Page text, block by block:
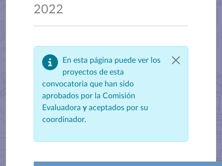
2022
En esta página puede ver los
proyectos de esta
convocatoria que han sido
aprobados por la Comisión
Evaluadora yaceptados por su
coordinador.